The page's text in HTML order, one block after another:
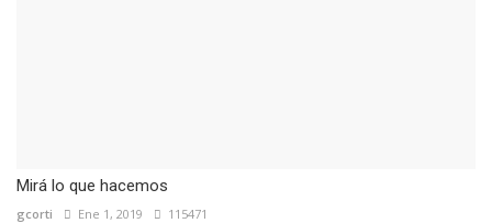
Mirá lo que hacemos
gcorti Ene 1, 2019 115471